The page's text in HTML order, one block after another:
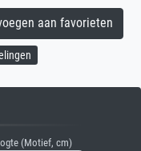
aan favorieten
(Motief, cm)